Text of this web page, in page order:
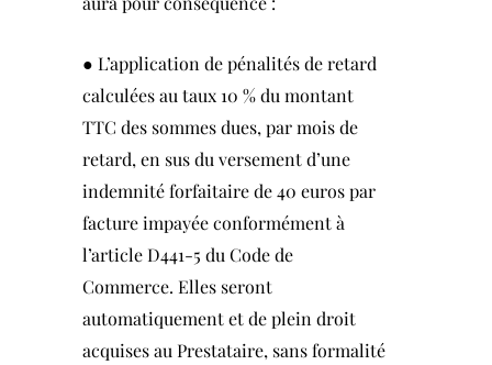
● L’application de pénalités de retard
calculées au taux 10 % du montant
TTC des sommes dues, par mois de
retard, en sus du versement d’une
indemnité forfaitaire de 40 euros par
facture impayée conformément à
l’articleD441-5 du Code de
Commerce. Elles seront
automatiquement et de plein droit
acquises au Prestataire, sans formalité